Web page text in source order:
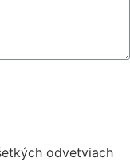
odvetviach